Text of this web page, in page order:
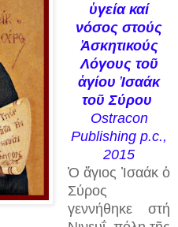
ὑγεία καί
νόσος στούς
Ἀσκητικούς
Λόγους τοῦ
ἁγίου Ἰσαάκ
τοῦ Σύρου
Οstracon
Publishing p.c.,
2015
Ὁ ἅγιος Ἰσαάκ ὁ
Σύρος
γεννήθηκε στή